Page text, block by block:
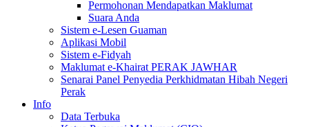
Permohonan Mendapatkan Maklumat
Suara Anda
Sistem e-Lesen Guaman
Aplikasi Mobil
Sistem e-Fidyah
Maklumat e-Khairat PERAK JAWHAR
Senarai Panel Penyedia Perkhidmatan Hibah Negeri
Perak
Info
Data Terbuka